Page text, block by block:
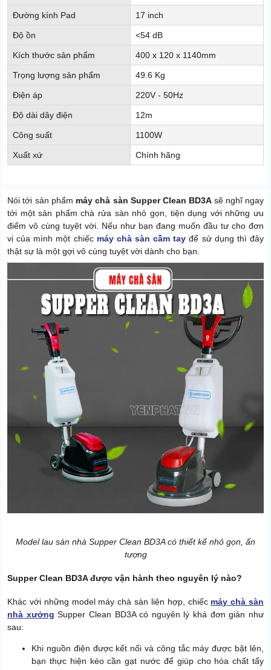
Đường kính Pad 17 inch
Độ ồn <54 dB
Kích thước sản phẩm 400 x 120 x 1140mm
Trọng lượng sản phẩm 49.6 Kg
Điện áp 220V - 50Hz
Độ dài dây điện 12m
Công suất 1100W
Xuất xứ Chính hãng
Nói tới sản phẩm máy chà sàn Supper Clean BD3A sẽ nghĩ ngay
tới một sản phẩm chà rửa sàn nhỏ gọn, tiện dụng với những ưu
điểm vô cùng tuyệt vời. Nếu như bạn đang muốn đầu tư cho đơn
vị của mình một chiếc máy chà sàn cầm tay để sử dụng thì đây
thật sự là một gợi vô cùng tuyệt vời dành cho bạn.
Model lau sàn nhà Supper Clean BD3A có thiết kế nhỏ gọn, ấn
tượng
Supper Clean BD3A được vận hành theo nguyên lý nào?
Khác với những model máy chà sàn liên hợp, chiếc máy chà sàn
nhà xưởng Supper Clean BD3A có nguyên lý khá đơn giản như
sau:
Khi nguồn điện được kết nối và công tắc máy được bật lên,
bạn thực hiện kéo cần gạt nước để giúp cho hóa chất tẩy